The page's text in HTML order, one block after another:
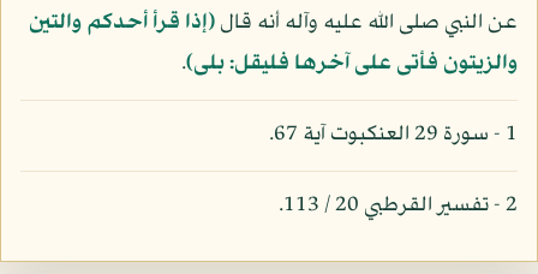
عن النبي صلى الله عليه وآله أنه قال(إذا قرأ أحدكم والتين
والزيتون فأتى على آخرها فليقل: بلى).
1 - سورة 29 العنكبوت آية 67.
2 - تفسير القرطبي 20 / 113.